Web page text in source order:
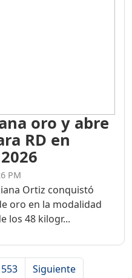
oro y abre
RD en
PM
Ortiz conquistó
oro en la modalidad
los 48 kilogr...
553 Siguiente